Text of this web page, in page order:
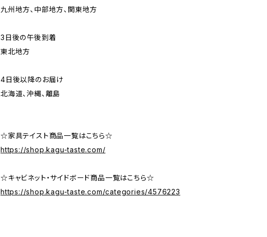
九州地方、中部地方、関東地方
3日後の午後到着
東北地方
4日後以降のお届け
北海道、沖縄、離島
☆家具テイスト商品一覧はこちら☆
https://shop.kagu-taste.com/
☆キャビネット・サイドボード商品一覧はこちら☆
https://shop.kagu-taste.com/categories/4576223